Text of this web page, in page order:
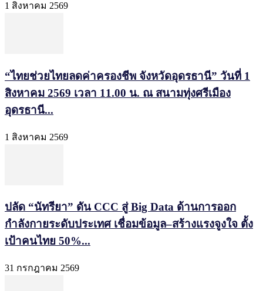
1 สิงหาคม 2569
“ไทยช่วยไทยลดค่าครองชีพ จังหวัดอุดรธานี” วันที่ 1
สิงหาคม 2569 เวลา 11.00 น. ณ สนามทุ่งศรีเมือง
อุดรธานี...
1 สิงหาคม 2569
ปลัด “นัทรียา” ดัน CCC สู่ Big Data ด้านการออก
กำลังกายระดับประเทศ เชื่อมข้อมูล–สร้างแรงจูงใจ ตั้ง
เป้าคนไทย 50%...
31 กรกฎาคม 2569